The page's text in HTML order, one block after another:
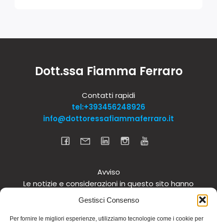
Gestisci Consenso
Per fornire le migliori esperienze, utilizziamo tecnologie come i cookie per
Dott.ssa Fiamma Ferraro
Contatti rapidi
tel:+393456248926
info@dottoressafiammaferraro.it
Avviso
Le notizie e considerazioni in questo sito hanno
carattere informativo generale e non intendono in
alcun modo dare consigli medici. Si raccomanda di
non intraprendere o interrompere alcuna terapia o